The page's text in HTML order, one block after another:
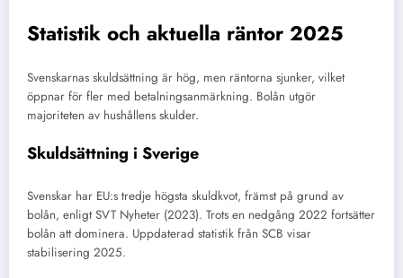
Statistik och aktuella räntor 2025
Svenskarnas skuldsättning är hög, men räntorna sjunker, vilket
öppnar för fler med betalningsanmärkning. Bolån utgör
majoriteten av hushållens skulder.
Skuldsättning i Sverige
Svenskar har EU:s tredje högsta skuldkvot, främst på grund av
bolån, enligt SVT Nyheter (2023). Trots en nedgång 2022 fortsätter
bolån att dominera. Uppdaterad statistik från SCB visar
stabilisering 2025.